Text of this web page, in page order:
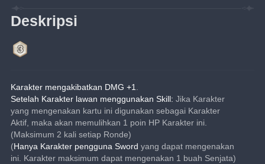
Deskripsi
Karakter mengakibatkan DMG +1
Setelah Karakter lawan menggunakan Skill: Jika Karakter
yang mengenakan kartu ini digunakan sebagai Karakter
Aktif, maka akan memulihkan 1 poin HP Karakter ini.
(Maksimum 2 kali setiap Ronde)
(Hanya Karakter pengguna Sword yang dapat mengenakan
ini. Karakter maksimum dapat mengenakan 1 buah Senjata)